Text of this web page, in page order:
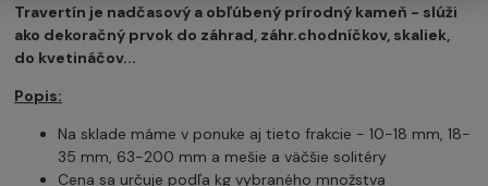
Travertín je nadčasový a obľúbený prírodný kameň - slúži
ako dekoračný prvok do záhrad, záhr.chodníčkov, skaliek,
do kvetináčov...
Popis:
Na sklade máme v ponuke aj tieto frakcie - 10-18 mm, 18-
35 mm, 63-200 mm a mešie a väčšie solitéry
Cena sa určuje podľa kg vybraného množstva